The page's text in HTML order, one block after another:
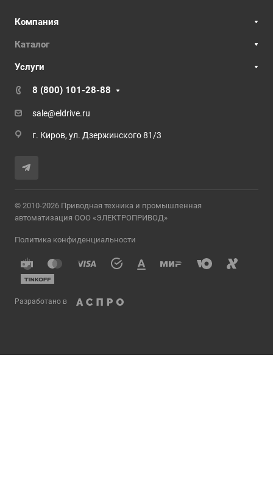
Компания
Каталог
Услуги
8 (800) 101-28-88
sale@eldrive.ru
г. Киров, ул. Дзержинского 81/3
© 2010-2026 Приводная техника и промышленная
автоматизация ООО «ЭЛЕКТРОПРИВОД»
Политика конфиденциальности
Разработано в